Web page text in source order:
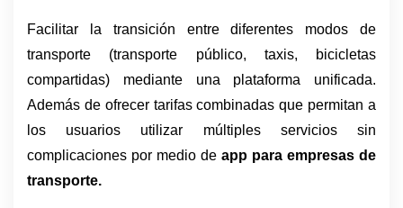
Facilitar la transición entre diferentes modos de
transporte (transporte público, taxis, bicicletas
compartidas) mediante una plataforma unificada.
Además de ofrecer tarifas combinadas que permitan a
los usuarios utilizar múltiples servicios sin
complicaciones por medio de app para empresas de
transporte.